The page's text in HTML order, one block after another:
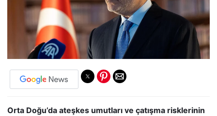
Orta Doğu’da ateşkes umutları ve çatışma risklerinin